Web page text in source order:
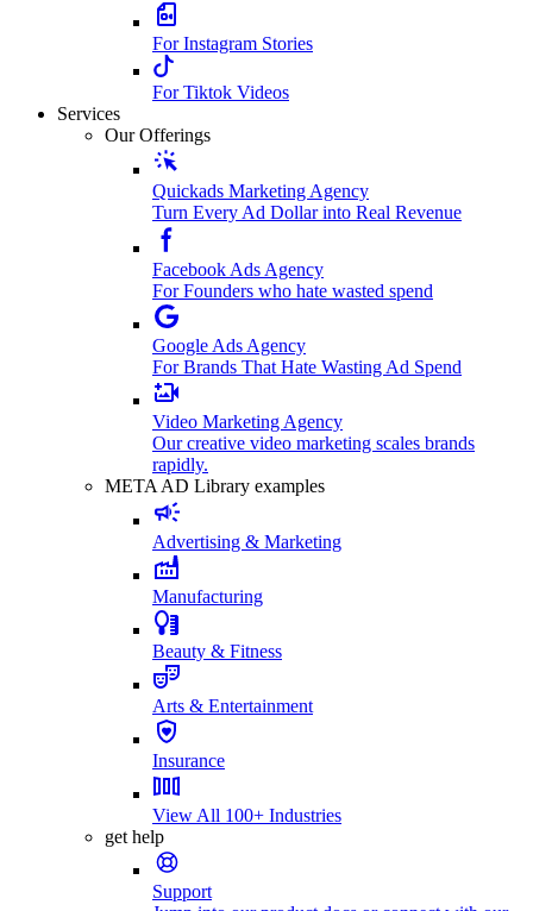
For Instagram Stories
For Tiktok Videos
Services
Our Offerings
Quickads Marketing Agency
Turn Every Ad Dollar into Real Revenue
Facebook Ads Agency
For Founders who hate wasted spend
Google Ads Agency
For Brands That Hate Wasting Ad Spend
Video Marketing Agency
Our creative video marketing scales brands
rapidly.
META AD Library examples
Advertising & Marketing
Manufacturing
Beauty & Fitness
Arts & Entertainment
Insurance
View All 100+ Industries
get help
Support